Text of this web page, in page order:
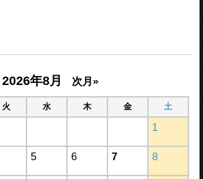
2026年8月 次月»
火 水 木 金 土
1
5 6 7 8